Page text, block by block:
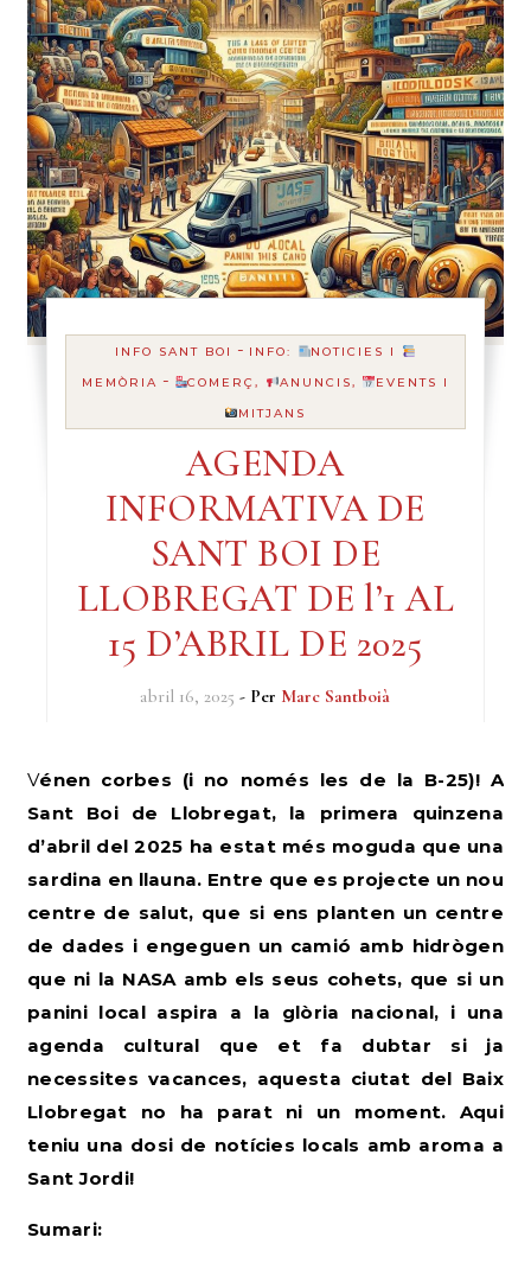
INFO SANT BOI - INFO:
NOTICIES I
MEMÒRIA - COMERÇ, ANUNCIS,
EVENTS I
MITJANS
AGENDA
INFORMATIVA DE
SANT BOI DE
LLOBREGAT DE l’1 AL
15 D’ABRIL DE 2025
abril 16, 2025 - Per Marc Santboià
Vénen corbes (i no només les de la B-25)! A
Sant Boi de Llobregat, la primera quinzena
d’abril del 2025 ha estat més moguda que una
sardina en llauna. Entre que es projecte un nou
centre de salut, que si ens planten un centre
de dades i engeguen un camió amb hidrògen
que ni la NASA amb els seus cohets, que si un
panini local aspira a la glòria nacional, i una
agenda cultural que et fa dubtar si ja
necessites vacances, aquesta ciutat del Baix
Llobregat no ha parat ni un moment. Aqui
teniu una dosi de notícies locals amb aroma a
Sant Jordi!
Sumari: